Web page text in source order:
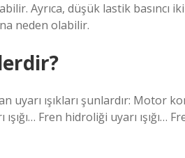
Ayrıca, düşük lastik basıncı
neden olabilir.
ışıkları şunlardır: Motor
ışığı… Fren hidroliği uyarı ışığı…